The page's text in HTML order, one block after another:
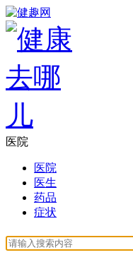
医院
医院
医生
药品
症状